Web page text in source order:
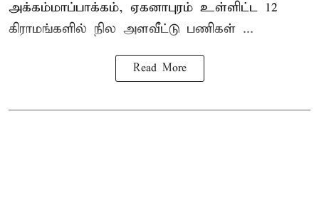
அக்கம்மாப்பாக்கம், ஏகனாபுரம் உள்ளிட்ட 12
கிராமங்களில் நில அளவீட்டு பணிகள் ...
Read More